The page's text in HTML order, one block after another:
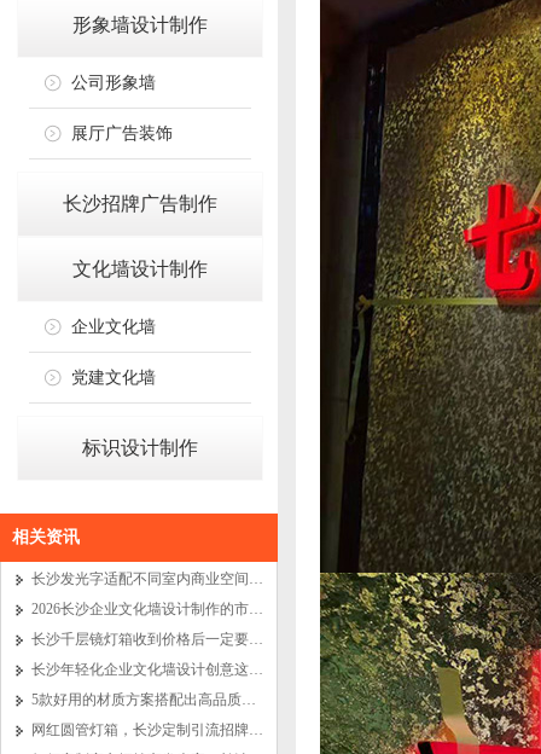
形象墙设计制作
公司形象墙
展厅广告装饰
长沙招牌广告制作
文化墙设计制作
企业文化墙
党建文化墙
标识设计制作
相关资讯
长沙发光字适配不同室内商业空间的秘诀
2026长沙企业文化墙设计制作的市场价格将是多少？
长沙千层镜灯箱收到价格后一定要注意这 3 点
长沙年轻化企业文化墙设计创意这么做就对了
5款好用的材质方案搭配出高品质企业文化墙
网红圆管灯箱，长沙定制引流招牌新潮流